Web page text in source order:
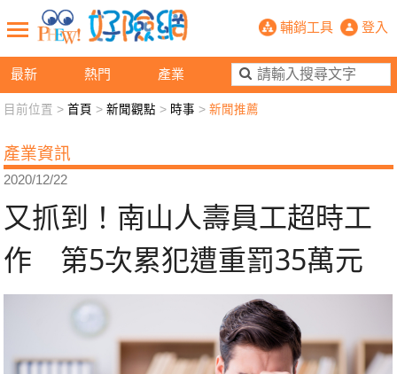
最新 熱門 產業
又抓到！南山人壽員工超時工作
輔銷工具 登入
新聞觀點 業務交流 好險懂生活
退休先準備 好險學堂 輔銷工具 活動專區
目前位置 >首頁 >新聞觀點 > 時事 >新聞推薦
產業資訊
2020/12/22
又抓到！南山人壽員工超時工
作 第5次累犯遭重罰35萬元